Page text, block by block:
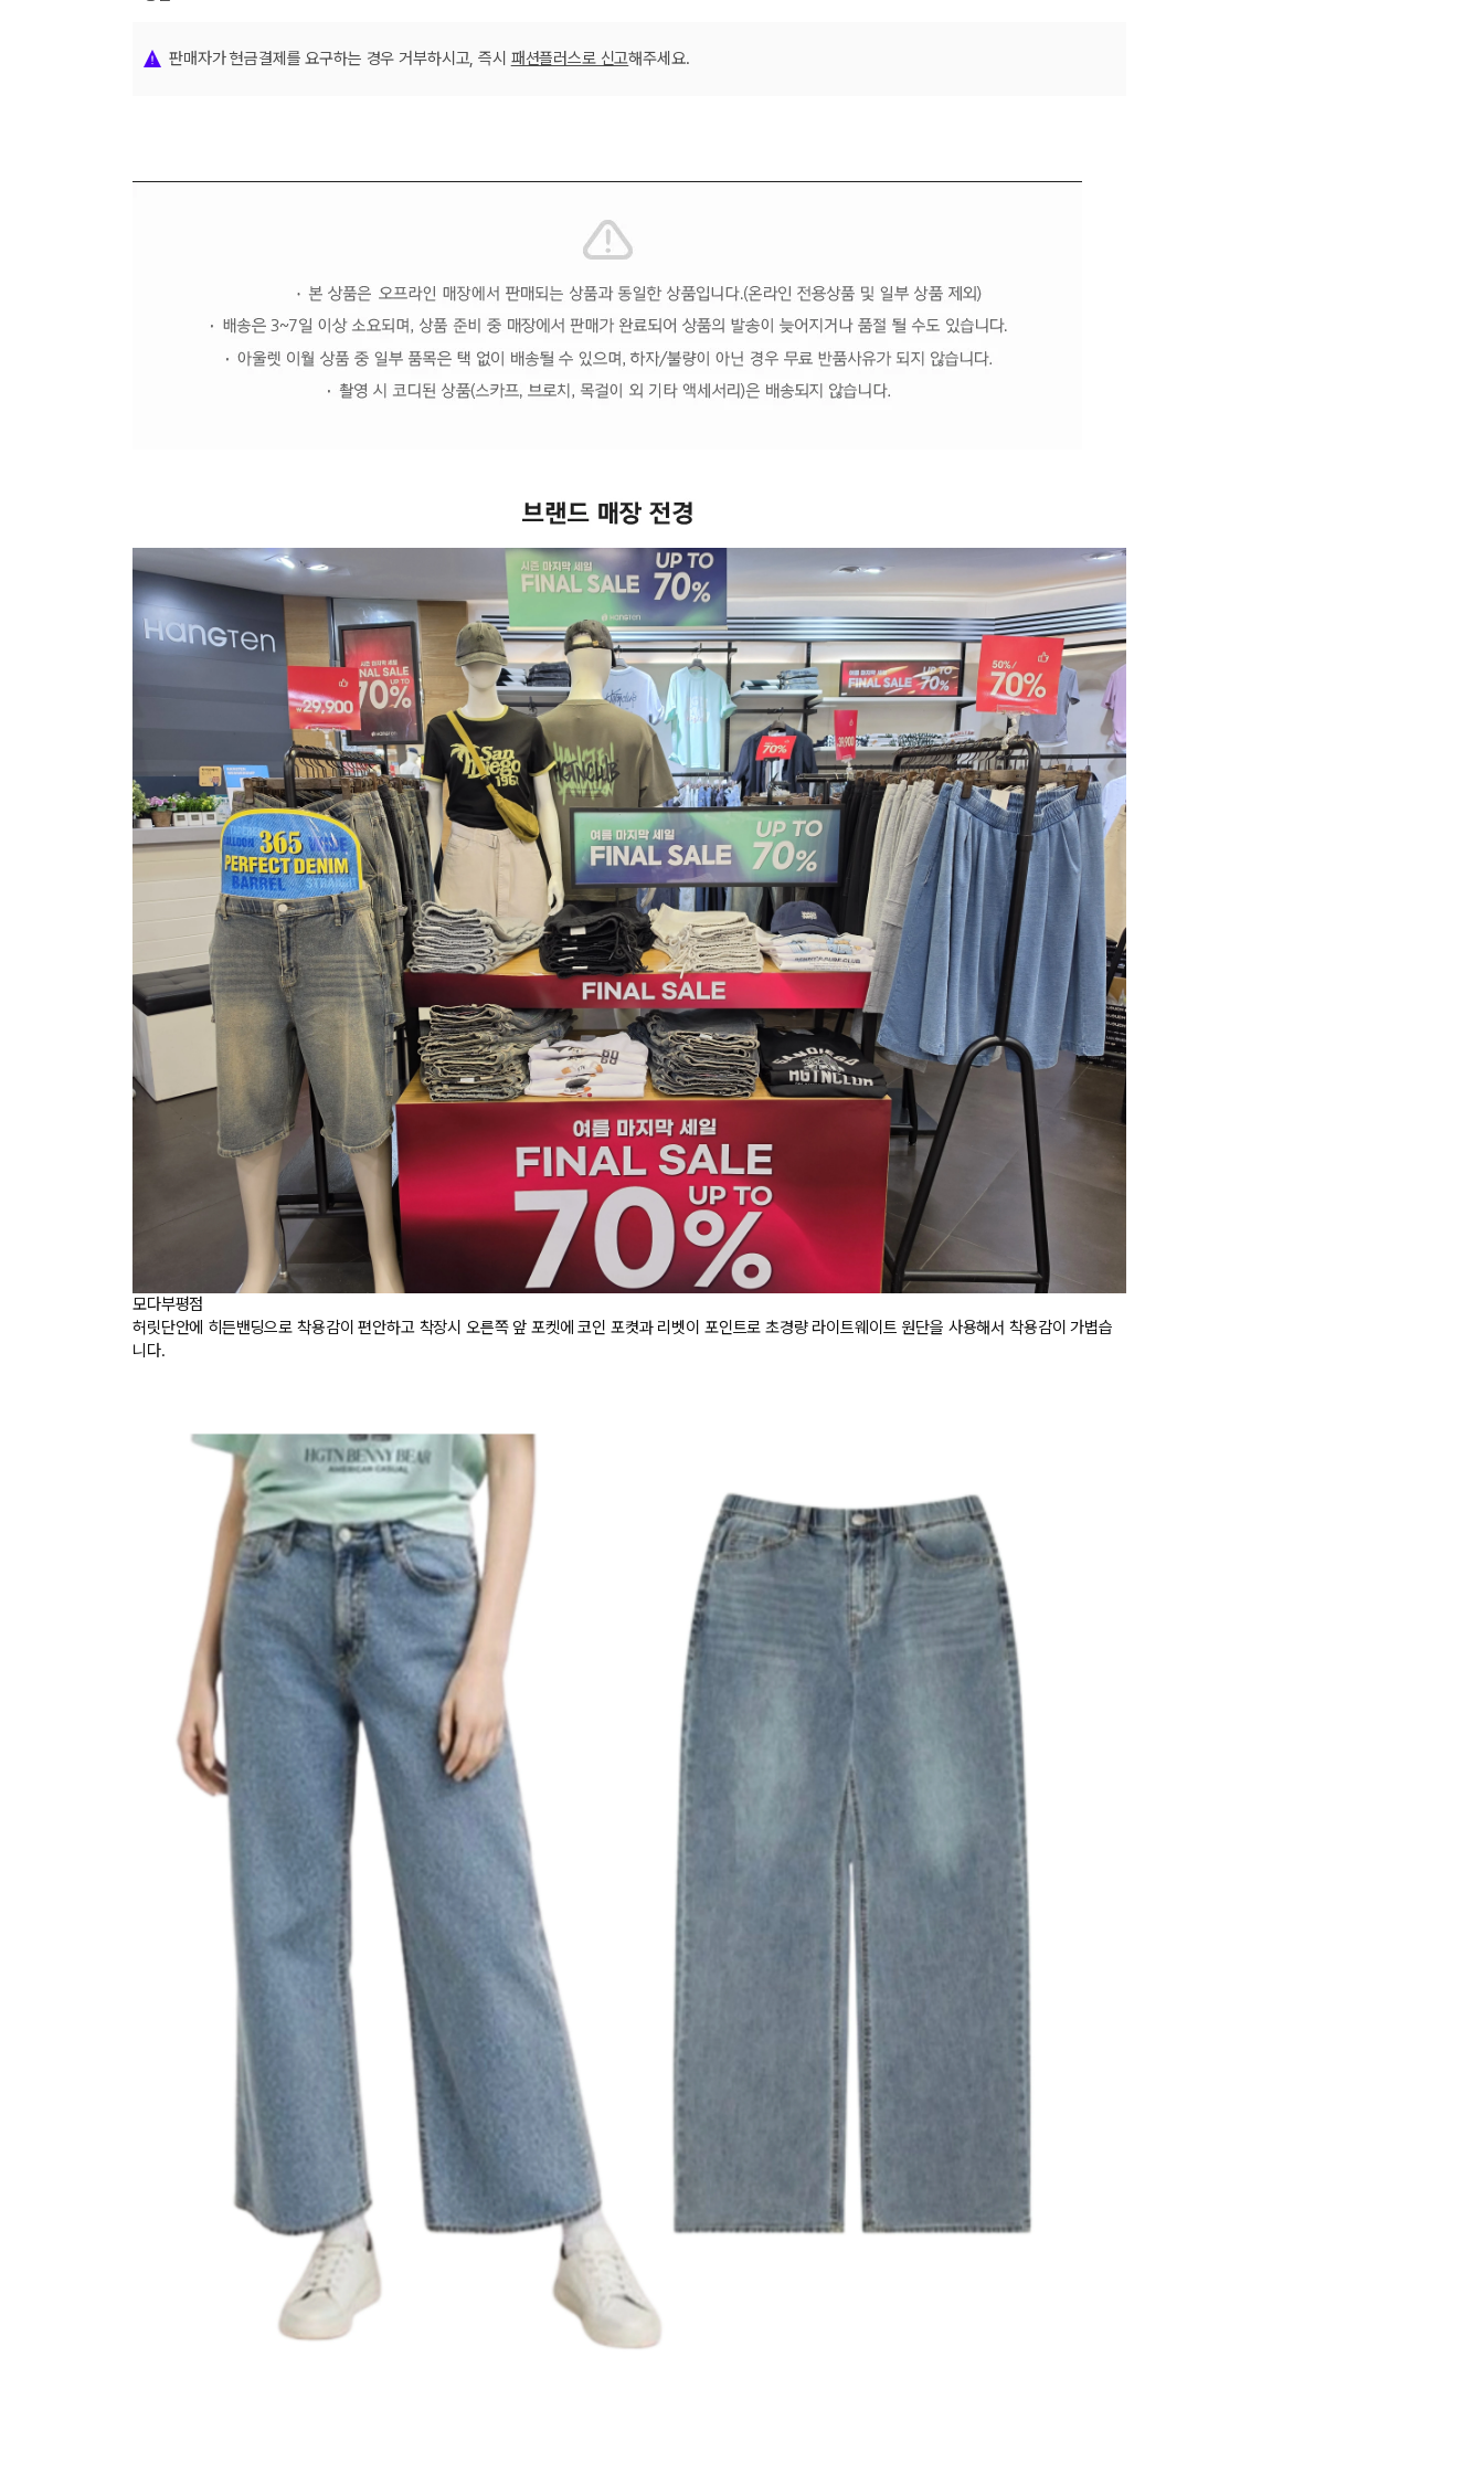
장바구니 쿠폰
사용 가능 쿠폰
3,000원
[8월 모다아울렛위크] 3000원 장바구니 쿠폰
~2026-08-09 23:59(D-1)
(결제금액 100,000원 이상, 최대할인 3,000원)
5,000원
[8월 아울렛위크] 5000원 장바구니 쿠폰
~2026-08-09 23:59(D-1)
(결제금액 150,000원 이상, 최대할인 5,000원)
장바구니에 상품이 담겼습니다.
다른 고객들이 구매한 상품이에요
행텐, 이 상품은 어떠세요?